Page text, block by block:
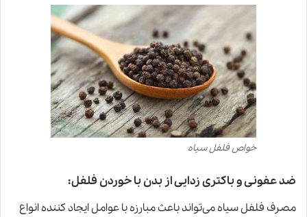
خواص فلفل سیاه
ضد عفونی و باکتری زدایی از بدن با خوردن فلفل:
مصرف فلفل سیاه می‌تواند باعث مبارزه با عوامل ایجاد کننده انواع